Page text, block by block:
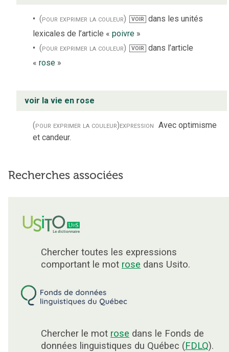
(pour exprimer la couleur) VOIR
dans les unités
lexicales de l’article « poivre »
(pour exprimer la couleur)
VOIR dans l’article
« rose »
voir la vie en rose
(pour exprimer la couleur)expression Avec optimisme
et candeur.
Recherches associées
Chercher toutes les expressions
comportant le mot rose dans Usito.
Chercher le mot rose dans le Fonds de
données linguistiques du Québec (FDLQ).